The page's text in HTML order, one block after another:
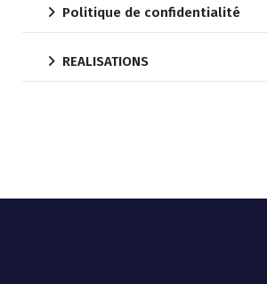
Politique de confidentialité
REALISATIONS